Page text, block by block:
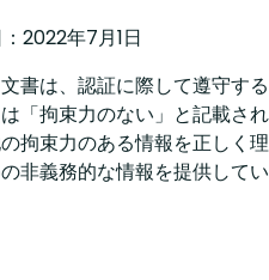
2022年7月1日
書は、認証に際して遵守する
「拘束力のない」と記載され
拘束力のある情報を正しく理
非義務的な情報を提供してい